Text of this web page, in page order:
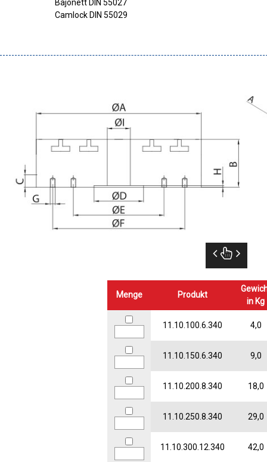
Bajonett DIN 55027
Camlock DIN 55029
Menge Produkt
in Kg
11.10.100.6.340 4,0
11.10.150.6.340 9,0
11.10.200.8.340 18,0
11.10.250.8.340 29,0
11.10.300.12.340 42,0